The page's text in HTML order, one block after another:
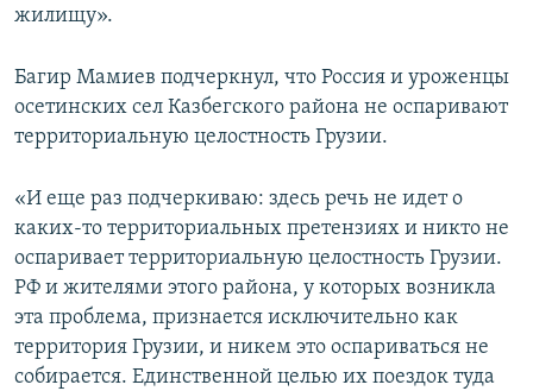
жилищу».
Багир Мамиев подчеркнул, что Россия и уроженцы
осетинских сел Казбегского района не оспаривают
территориальную целостность Грузии.
«И еще раз подчеркиваю: здесь речь не идет о
каких-то территориальных претензиях и никто не
оспаривает территориальную целостность Грузии.
РФ и жителями этого района, у которых возникла
эта проблема, признается исключительно как
территория Грузии, и никем это оспариваться не
собирается. Единственной целью их поездок туда